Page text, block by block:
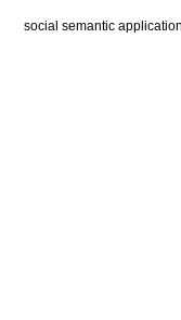
social semantic